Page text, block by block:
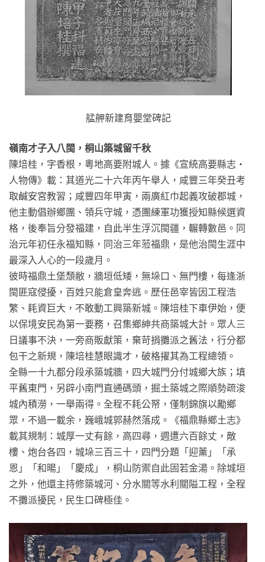
艋舺新建育嬰堂碑記
嶺南才子入八閩，桐山築城留千秋
陳培桂，字香根，粵地高要附城人。據《宣統高要縣志‧
人物傳》載：其道光二十六年丙午舉人，咸豐三年癸丑考
取鹹安宮教習；咸豐四年甲寅，兩廣紅巾起義攻破郡城，
他主動倡辦鄉團、領兵守城，憑團練軍功獲授知縣候選資
格，後奉旨分發福建，自此半生浮沉閩疆，輾轉數邑。同
治元年初任永福知縣，同治三年蒞福鼎，是他治閩生涯中
最深入人心的一段歲月。
彼時福鼎土堡頹敝，牆垣低矮，無垛口、無門樓，每逢浙
閩匪寇侵擾，百姓只能倉皇奔逃。歷任邑宰皆因工程浩
繁、耗資巨大，不敢動工興築新城。陳培桂下車伊始，便
以保境安民為第一要務，召集鄉紳共商築城大計。眾人三
日議事不決，一旁商販獻策，棄苛捐攤派之舊法，行分都
包干之新規，陳培桂慧眼識才，破格擢其為工程總領。
全縣一十九都分段承築城牆，四大城門分付城鄉大族；填
平舊東門，另辟小南門直通碼頭，掘土築城之際順勢疏浚
城內積澇，一舉兩得。全程不耗公帑，僅制錦旗以勵鄉
眾，不過一載余，巍峨城郭赫然落成。《福鼎縣鄉土志》
載其規制：城厚一丈有餘，高四尋，週遭六百餘丈，敵
樓、炮台各四，城垛三百三十，四門分題「迎薰」「承
恩」「和暘」「慶成」，桐山防禦自此固若金湯。除城垣
之外，他還主持修築城河、分水關等水利關隘工程，全程
不攤派擾民，民生口碑極佳。